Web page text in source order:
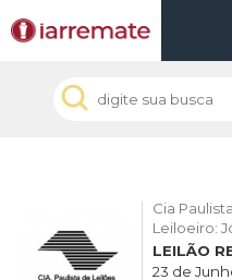
Cia
Leiloeiro:
LEILÃO
23 de